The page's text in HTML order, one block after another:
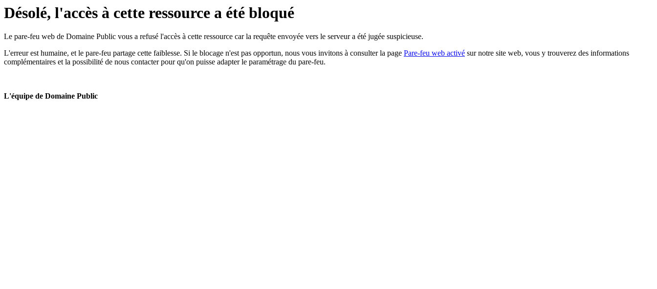
Désolé, l'accès à cette ressource a été bloqué
Le pare-feu web de Domaine Public vous a refusé l'accès à cette ressource car la requête envoyée vers le serveur a été jugée suspicieuse.
L'erreur est humaine, et le pare-feu partage cette faiblesse. Si le blocage n'est pas opportun, nous vous invitons à consulter la page Pare-feu web activé sur notre site web, vous y trouverez des informations
complémentaires et la possibilité de nous contacter pour qu'on puisse adapter le paramétrage du pare-feu.
L'équipe de Domaine Public